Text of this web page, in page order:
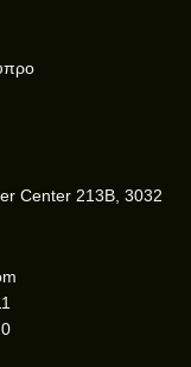
Center 213B, 3032